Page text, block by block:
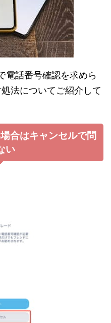
電話番号確認を求めら
法についてご紹介して
合はキャンセルで問
い